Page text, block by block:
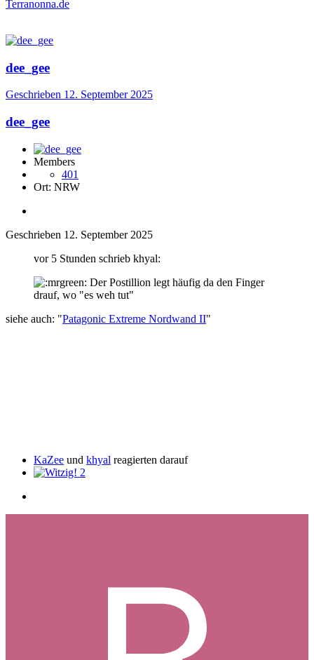
Terranonna.de
dee_gee
Geschrieben 12. September 2025
dee_gee
Members
401
Ort: NRW
Geschrieben 12. September 2025
vor 5 Stunden schrieb khyal:
Der Postillion legt häufig da den Finger
drauf, wo "es weh tut"
siehe auch: "Patagonic Extreme Nordwand II"
KaZee und khyal reagierten darauf
2